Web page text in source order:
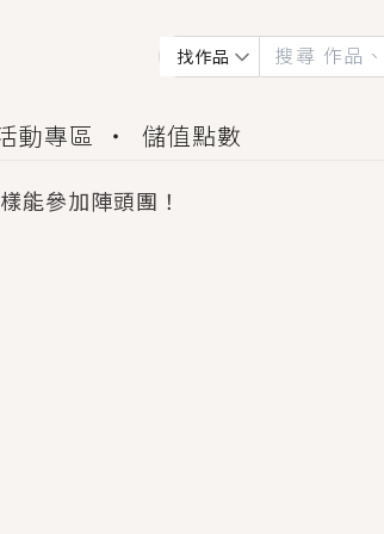
找作品
動專區 儲值點數
能參加陣頭團！
屬服務與獨享福利！
火葬場！前夫失憶移情別戀，她頭
愛慕的兩位少女，今夏最推純愛GL
的吸引力，已中毒Σ>―(〃°ω°〃)♡→
買下的竟是屬於他的停屍櫃？！
永恆， 他的一生將不由自主追逐著